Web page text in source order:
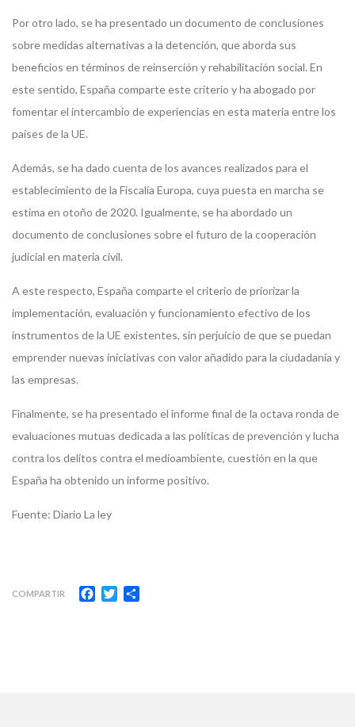
Por otro lado, se ha presentado un documento de conclusiones
sobre medidas alternativas a la detención, que aborda sus
beneficios en términos de reinserción y rehabilitación social. En
este sentido, España comparte este criterio y ha abogado por
fomentar el intercambio de experiencias en esta materia entre los
países de la UE.
Además, se ha dado cuenta de los avances realizados para el
establecimiento de la Fiscalía Europa, cuya puesta en marcha se
estima en otoño de 2020. Igualmente, se ha abordado un
documento de conclusiones sobre el futuro de la cooperación
judicial en materia civil.
A este respecto, España comparte el criterio de priorizar la
implementación, evaluación y funcionamiento efectivo de los
instrumentos de la UE existentes, sin perjuicio de que se puedan
emprender nuevas iniciativas con valor añadido para la ciudadanía y
las empresas.
Finalmente, se ha presentado el informe final de la octava ronda de
evaluaciones mutuas dedicada a las políticas de prevención y lucha
contra los delitos contra el medioambiente, cuestión en la que
España ha obtenido un informe positivo.
Fuente: Diario La ley
COMPARTIR Facebook
Twitter